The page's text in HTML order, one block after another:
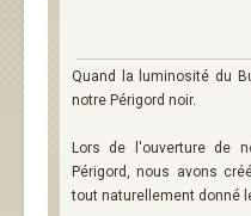
Quand la luminosité du
notre Périgord noir.
Lors de l'ouverture de
Périgord, nous avons
tout naturellement donné